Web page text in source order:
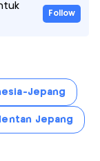
Follow
Jepang
Jepang